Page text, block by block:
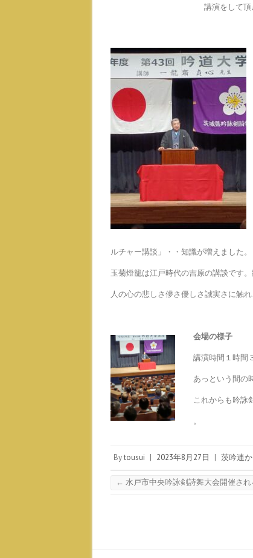
講演をして頂
ルチャー講談」・・知識が増えました。
玉菊燈籠は江戸時代の吉原の講談です
人の心の悲しさ儚さ優しさ誠実さに触
会場の様子
講演時間１時間
あっという間の
これからも吟詠
。
Bytousui | 2023年8月27日 | 茨吟連
← 水戸市中央吟詠剣詩舞大会開催され